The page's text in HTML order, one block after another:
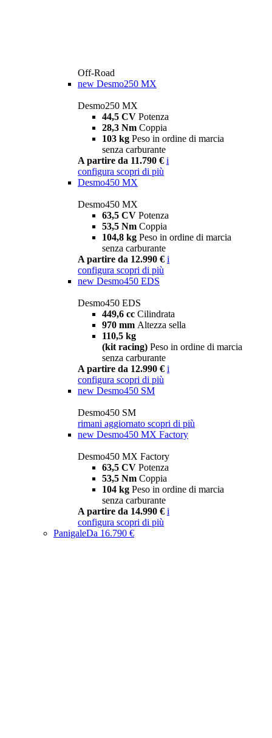
Off-Road
new Desmo250 MX
Desmo250 MX
44,5 CV Potenza
28,3 Nm Coppia
103 kg Peso in ordine di marcia
senza carburante
A partire da 11.790 € i
configura scopri di più
Desmo450 MX
Desmo450 MX
63,5 CV Potenza
53,5 Nm Coppia
104,8 kg Peso in ordine di marcia
senza carburante
A partire da 12.990 € i
configura scopri di più
new Desmo450 EDS
Desmo450 EDS
449,6 cc Cilindrata
970 mm Altezza sella
110,5 kg
(kit racing) Peso in ordine di marcia
senza carburante
A partire da 12.990 € i
configura scopri di più
new Desmo450 SM
Desmo450 SM
rimani aggiornato scopri di più
new Desmo450 MX Factory
Desmo450 MX Factory
63,5 CV Potenza
53,5 Nm Coppia
104 kg Peso in ordine di marcia
senza carburante
A partire da 14.990 € i
configura scopri di più
PanigaleDa 16.790 €